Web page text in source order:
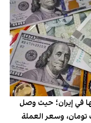
في إيران؛ حيث وصل
الأميركي إلى عتبة 105 آلاف تومان، وسعر العملة